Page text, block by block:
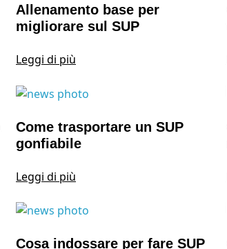
Allenamento base per
migliorare sul SUP
Leggi di più
Come trasportare un SUP
gonfiabile
Leggi di più
Cosa indossare per fare SUP